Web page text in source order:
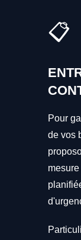
📋
Pour
de vos